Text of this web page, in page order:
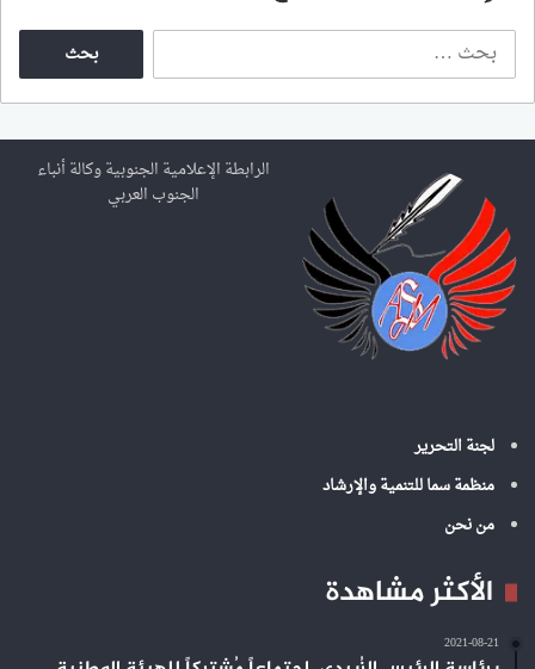
ث
ع
ن
الرابطة الإعلامية الجنوبية وكالة أنباء
الجنوب العربي
لجنة التحرير
منظمة سما للتنمية والإرشاد
من نحن
الأكثر مشاهدة
2021-08-21